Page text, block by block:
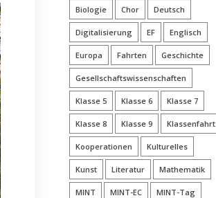
Biologie Chor Deutsch
Digitalisierung EF Englisch
Europa Fahrten Geschichte
Gesellschaftswissenschaften
Klasse 5 Klasse 6 Klasse 7
Klasse 8 Klasse 9 Klassenfahrt
Kooperationen Kulturelles
Kunst Literatur Mathematik
MINT MINT-EC MINT-Tag